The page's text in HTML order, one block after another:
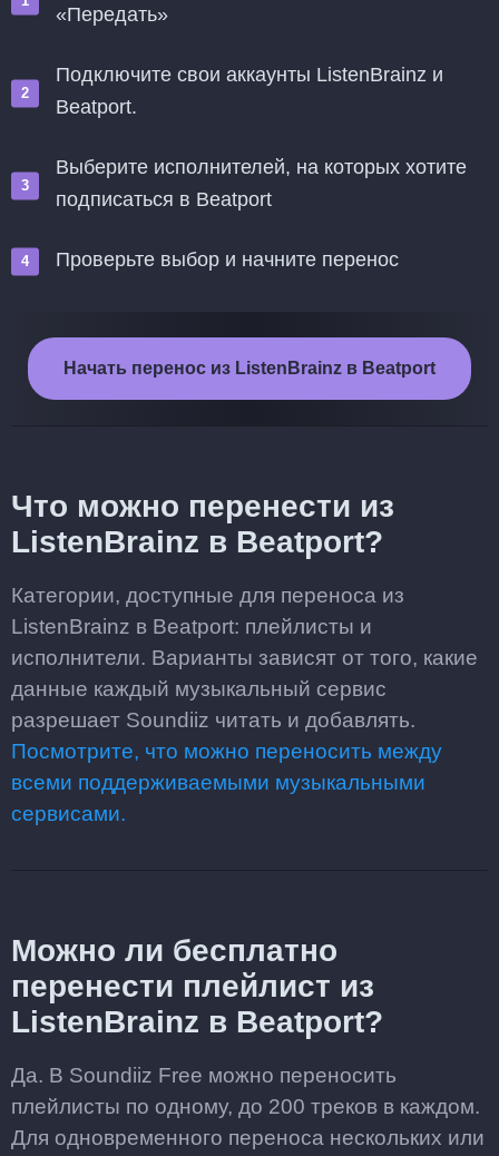
«Передать»
Подключите свои аккаунты ListenBrainz и
Beatport.
Выберите исполнителей, на которых хотите
подписаться в Beatport
Проверьте выбор и начните перенос
Начать перенос из ListenBrainz в Beatport
Что можно перенести из
ListenBrainz в Beatport?
Категории, доступные для переноса из
ListenBrainz в Beatport: плейлисты и
исполнители. Варианты зависят от того, какие
данные каждый музыкальный сервис
разрешает Soundiiz читать и добавлять.
Посмотрите, что можно переносить между
всеми поддерживаемыми музыкальными
сервисами.
Можно ли бесплатно
перенести плейлист из
ListenBrainz в Beatport?
Да. В Soundiiz Free можно переносить
плейлисты по одному, до 200 треков в каждом.
Для одновременного переноса нескольких или